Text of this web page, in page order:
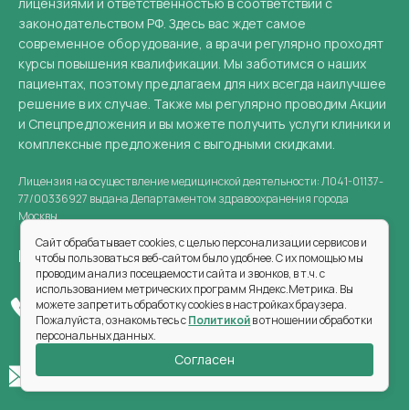
законодательством РФ. Здесь вас ждет самое
современное оборудование, а врачи регулярно проходят
курсы повышения квалификации. Мы заботимся о наших
пациентах, поэтому предлагаем для них всегда наилучшее
решение в их случае. Также мы регулярно проводим Акции
и Спецпредложения и вы можете получить услуги клиники и
комплексные предложения с выгодными скидками.
Лицензия на осуществление медицинской деятельности: Л041-01137-
77/00336927 выдана Департаментом здравоохранения города
Москвы.
Нужна консультация? Свяжитесь с нами:
+7 (499) 550-34-95
doctor@clinic-rost.ru
Сайт обрабатывает cookies, с целью персонализации сервисов и
чтобы пользоваться веб-сайтом было удобнее. С их помощью мы
проводим анализ посещаемости сайта и звонков, в т.ч. с
использованием метрических программ Яндекс.Метрика. Вы
можете запретить обработку cookies в настройках браузера.
Пожалуйста, ознакомьтесь сПолитикойв отношении обработки
персональных данных.
Согласен